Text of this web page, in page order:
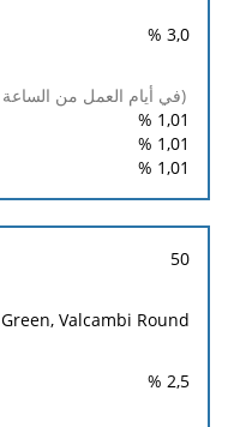
3,0
%
1,01
%
1,01
%
1,01
%
50
Valcambi Round
2,5
%